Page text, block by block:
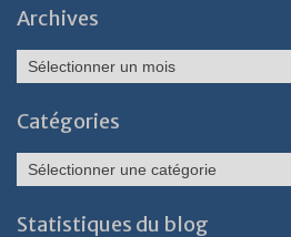
Archives
Archives
Catégories
Catégories
Statistiques du blog